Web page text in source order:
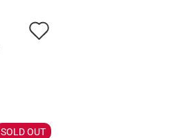
SOLD OUT